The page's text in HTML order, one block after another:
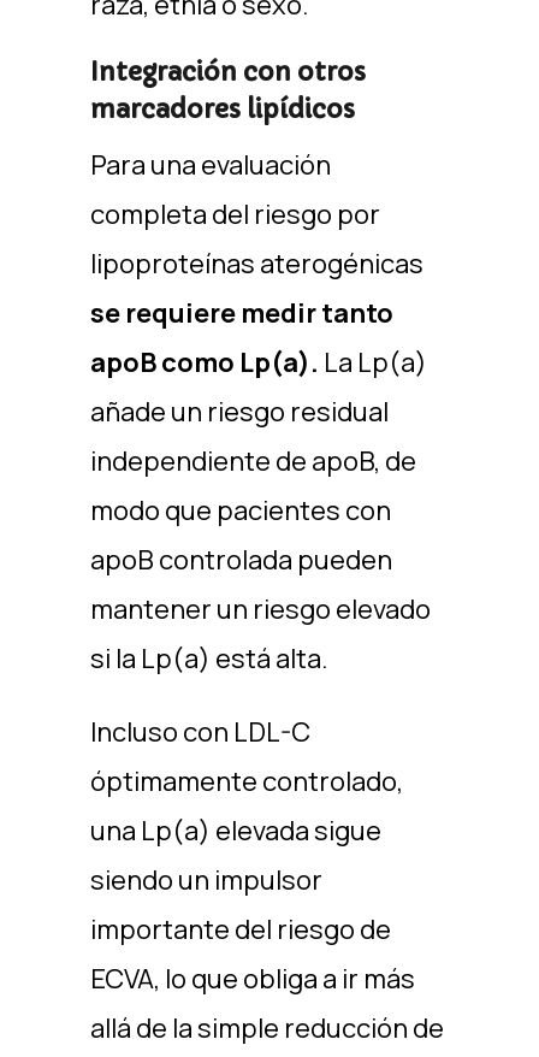
Integración con otros
marcadores lipídicos
Para una evaluación
completa del riesgo por
lipoproteínas aterogénicas
se requiere medir tanto
apoB como Lp(a). La Lp(a)
añade un riesgo residual
independiente de apoB, de
modo que pacientes con
apoB controlada pueden
mantener un riesgo elevado
si la Lp(a) está alta. ​
Incluso con LDL-C
óptimamente controlado,
una Lp(a) elevada sigue
siendo un impulsor
importante del riesgo de
ECVA, lo que obliga a ir más
allá de la simple reducción de